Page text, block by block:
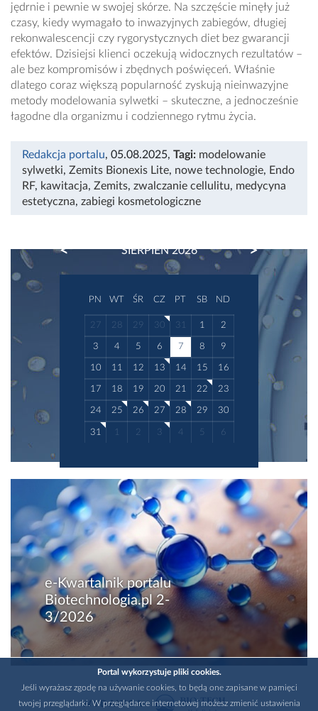
jędrnie i pewnie w swojej skórze. Na szczęście minęły już
czasy, kiedy wymagało to inwazyjnych zabiegów, długiej
rekonwalescencji czy rygorystycznych diet bez gwarancji
efektów. Dzisiejsi klienci oczekują widocznych rezultatów –
ale bez kompromisów i zbędnych poświęceń. Właśnie
dlatego coraz większą popularność zyskują nieinwazyjne
metody modelowania sylwetki – skuteczne, a jednocześnie
łagodne dla organizmu i codziennego rytmu życia.
Redakcja portalu, 05.08.2025, Tagi: modelowanie
sylwetki, Zemits Bionexis Lite, nowe technologie, Endo
RF, kawitacja, Zemits, zwalczanie cellulitu, medycyna
estetyczna, zabiegi kosmetologiczne
SIERPIEŃ 2026
PREVIOUS NEXT
PN WT ŚR CZ PT SB ND
27 28 29 30 31 1 2
3 4 5 6 7 8 9
10 11 12 13 14 15 16
17 18 19 20 21 22 23
24 25 26 27 28 29 30
31 1 2 3 4 5 6
e-Kwartalnik portalu
Biotechnologia.pl 2-
3/2026
WYDAWCA
Portal wykorzystuje pliki cookies.
Jeśli wyrażasz zgodę na używanie cookies, to będą one zapisane w pamięci
twojej przeglądarki. W przeglądarce internetowej możesz zmienić ustawienia